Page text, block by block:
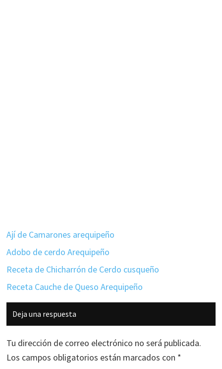
Ají de Camarones arequipeño
Adobo de cerdo Arequipeño
Receta de Chicharrón de Cerdo cusqueño
Receta Cauche de Queso Arequipeño
Interacciones
con
los
lectores
Deja una respuesta
Tu dirección de correo electrónico no será publicada.
Los campos obligatorios están marcados con *